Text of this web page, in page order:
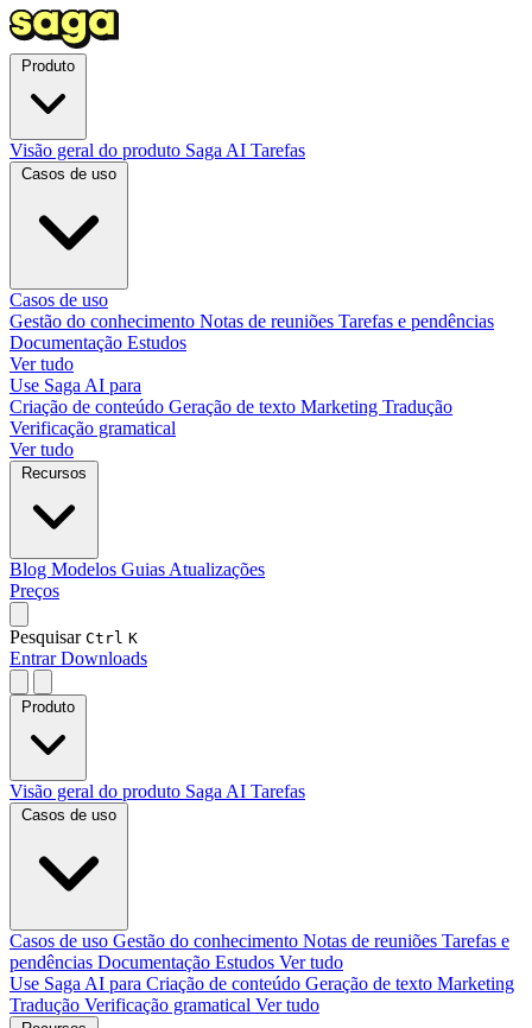
Visão geral do produto Saga AI Tarefas
Casos de uso
Gestão do conhecimento Notas de reuniões Tarefas e pendências
Documentação Estudos
Ver tudo
Use Saga AI para
Criação de conteúdo Geração de texto Marketing Tradução
Verificação gramatical
Ver tudo
Blog Modelos Guias Atualizações
Preços
Pesquisar Ctrl K
EntrarDownloads
Visão geral do produto Saga AI Tarefas
Casos de uso Gestão do conhecimento Notas de reuniões Tarefas e
pendências Documentação Estudos Ver tudo
Use Saga AI para Criação de conteúdo Geração de texto Marketing
Tradução Verificação gramatical Ver tudo